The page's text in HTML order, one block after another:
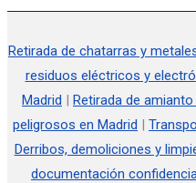
Retirada de chatarras y
residuos eléctricos y
Madrid
Retirada de amianto
peligrosos en Madrid
Derribos, demoliciones y
documentación